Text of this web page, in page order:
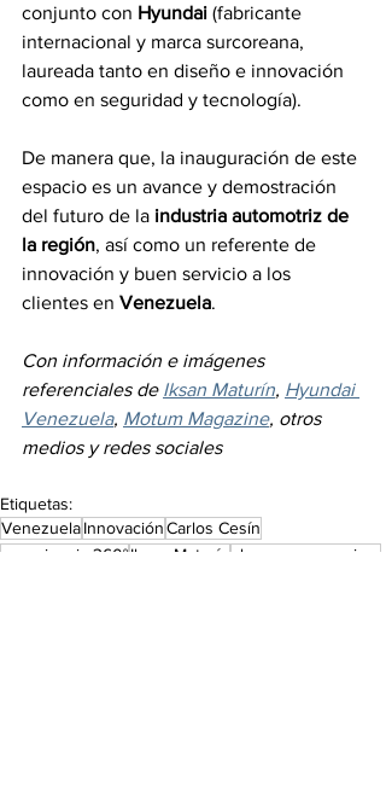
conjunto con Hyundai (fabricante
internacional y marca surcoreana,
laureada tanto en diseño e innovación
como en seguridad y tecnología).
De manera que, la inauguración de este
espacio es un avance y demostración
del futuro de la industria automotriz de
la región, así como un referente de
innovación y buen servicio a los
clientes en Venezuela.
Con información e imágenes
referenciales de Iksan Maturín, Hyundai
Venezuela, Motum Magazine, otros
medios y redes sociales
Etiquetas:
VenezuelaInnovaciónCarlos Cesín
experiencia 360°Iksan Maturín
showroom premium